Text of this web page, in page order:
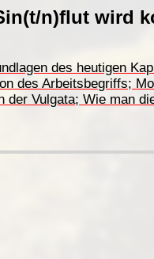
n)flut wird
des heutigen
des Arbeitsbegriffs;
Vulgata; Wie man